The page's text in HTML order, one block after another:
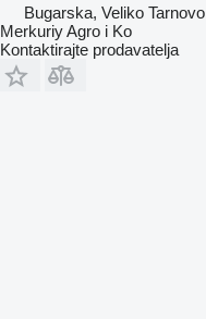
Bugarska, Veliko Tarnovo
Merkuriy Agro i Ko
Kontaktirajte prodavatelja